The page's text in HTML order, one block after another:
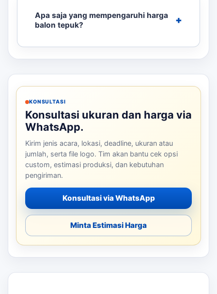
Apa saja yang mempengaruhi harga
balon tepuk?
KONSULTASI
Konsultasi ukuran dan harga via
WhatsApp.
Kirim jenis acara, lokasi, deadline, ukuran atau
jumlah, serta file logo. Tim akan bantu cek opsi
custom, estimasi produksi, dan kebutuhan
pengiriman.
Konsultasi via WhatsApp
Minta Estimasi Harga